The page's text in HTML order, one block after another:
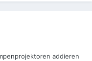
addieren